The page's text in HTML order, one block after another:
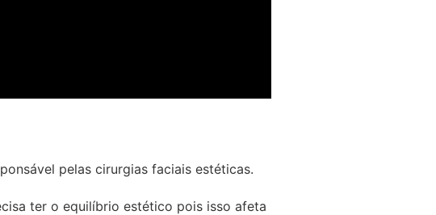
pelas cirurgias faciais estéticas.
ter o equilíbrio estético pois isso afeta